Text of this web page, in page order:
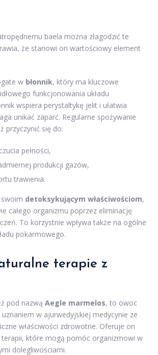
baela można złagodzić te
że stanowi on wartościowy element
w błonnik, który ma kluczowe
funkcjonowania układu
wspiera perystaltykę jelit i ułatwia
unikać zaparć. Regularne spożywanie
przyczynić się do:
pełności,
produkcji gazów,
trawienia.
detoksykującym właściwościom,
całego organizmu poprzez eliminację
To korzystnie wpływa także na ogólne
pokarmowego.
terapie z
pod nazwą Aegle marmelos, to owoc
uznaniem w ajurwedyjskiej medycynie ze
właściwości zdrowotne. Oferuje on
terapii, które mogą pomóc organizmowi w
dolegliwościami.